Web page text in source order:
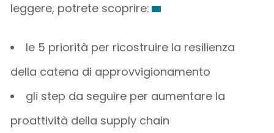
leggere, potrete scoprire:
le 5 priorità per ricostruire la resilienza
della catena di approvvigionamento
gli step da seguire per aumentare la
proattività della supply chain